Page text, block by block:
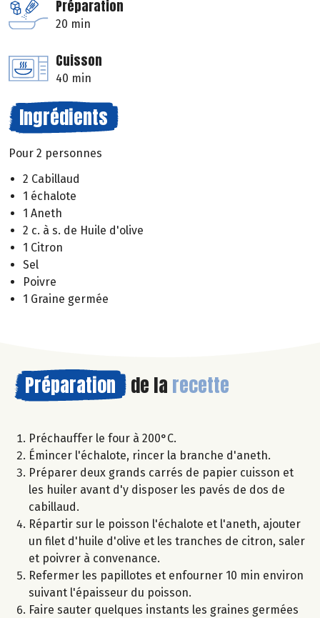
Préparation
20 min
Cuisson
40 min
Ingrédients
Pour 2 personnes
2 Cabillaud
1 échalote
1 Aneth
2 c. à s. de Huile d'olive
1 Citron
Sel
Poivre
1 Graine germée
Préparation de la recette
Préchauffer le four à 200°C.
Émincer l'échalote, rincer la branche d'aneth.
Préparer deux grands carrés de papier cuisson et
les huiler avant d'y disposer les pavés de dos de
cabillaud.
Répartir sur le poisson l'échalote et l'aneth, ajouter
un filet d'huile d'olive et les tranches de citron, saler
et poivrer à convenance.
Refermer les papillotes et enfourner 10 min environ
suivant l'épaisseur du poisson.
Faire sauter quelques instants les graines germées